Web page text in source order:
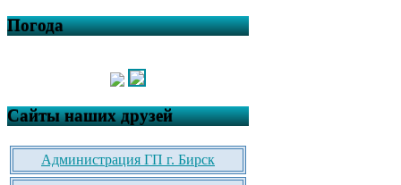
Погода
Сайты наших друзей
Администрация ГП г. Бирск